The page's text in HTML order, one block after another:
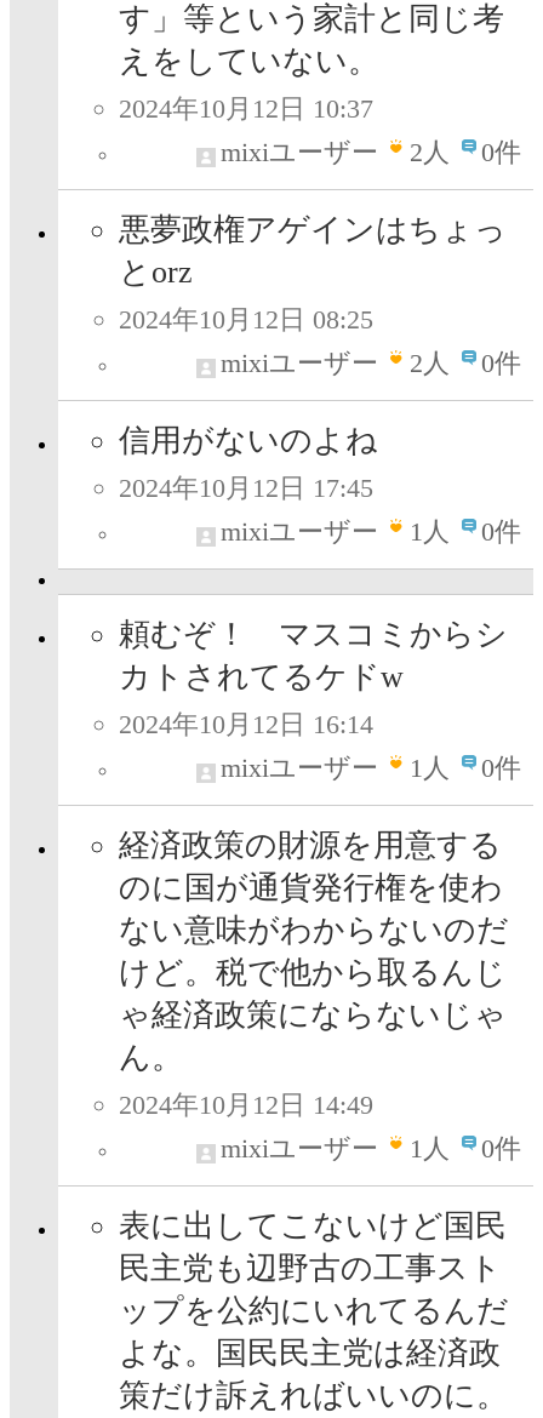
す」等という家計と同じ考
えをしていない。
2024年10月12日 10:37
mixiユーザー
2人 0件
悪夢政権アゲインはちょっ
とorz
2024年10月12日 08:25
mixiユーザー
2人 0件
信用がないのよね
2024年10月12日 17:45
mixiユーザー
1人 0件
頼むぞ！ マスコミからシ
カトされてるケドw
2024年10月12日 16:14
mixiユーザー
1人 0件
経済政策の財源を用意する
のに国が通貨発行権を使わ
ない意味がわからないのだ
けど。税で他から取るんじ
ゃ経済政策にならないじゃ
ん。
2024年10月12日 14:49
mixiユーザー
1人 0件
表に出してこないけど国民
民主党も辺野古の工事スト
ップを公約にいれてるんだ
よな。国民民主党は経済政
策だけ訴えればいいのに。